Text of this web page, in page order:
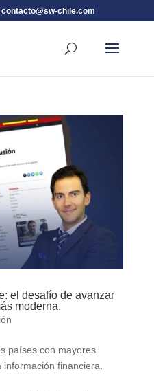
contacto@sw-chile.com
el desafío de avanzar
moderna.
países con mayores
información financiera.